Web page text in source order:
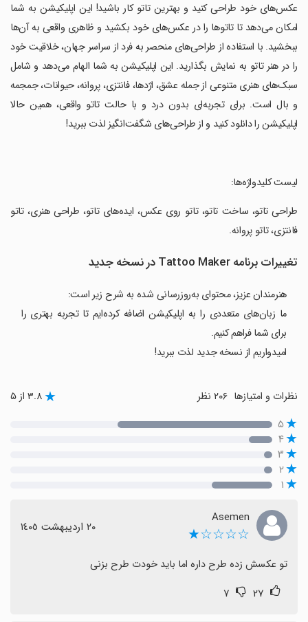
عکس‌های خود طراحی کنید و بهترین تاتو کار باشید! این اپلیکیشن به شما
امکان می‌دهد تا تاتوها را در عکس‌های خود بکشید و ظاهری واقعی به آن‌ها
ببخشید. با استفاده از طراحی‌های منحصر به فرد از سراسر جهان، خلاقیت خود
را در هنر تاتو به نمایش بگذارید. این اپلیکیشن به شما الهام می‌دهد و شامل
سبک‌های هنری متنوعی از جمله عشق، اژدها، فانتزی، پروانه، حیوانات، جمجمه
و بال است. برای تجربه‌ای بدون درد و با حالت تاتو واقعی، همین حالا
اپلیکیشن را دانلود کنید و از طراحی‌های شگفت‌انگیز لذت ببرید!
‏لیست کلیدواژه‌ها:
‏طراحی تاتو، ساخت تاتو، تاتو روی عکس، ایده‌های تاتو، طراحی هنری، تاتو
فانتزی، تاتو پروانه.
تغییرات برنامه Tattoo Maker در نسخه جدید
هنرمندان عزیز، محتوای به‌روزرسانی شده به شرح زیر است:
ما زبان‌های متعددی را به اپلیکیشن اضافه کرده‌ایم تا تجربه بهتری را
برای شما فراهم کنیم.
امیدواریم از نسخه جدید لذت ببرید!
نظرات و امتیازها ۳.۸ از ۵
۵
۴
۳
۲
۱
Asemen
☆☆☆☆★ ٢٠ اردیبهشت ١٤٠٥
تو عکسش زده طرح داره اما باید خودت طرح بزنی
۲۷ ۷